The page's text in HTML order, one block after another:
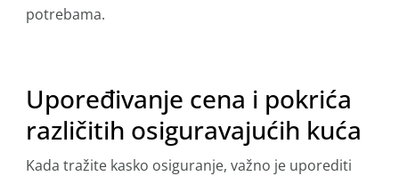
potrebama.
Upoređivanje cena i pokrića
različitih osiguravajućih kuća
Kada tražite kasko osiguranje, važno je uporediti